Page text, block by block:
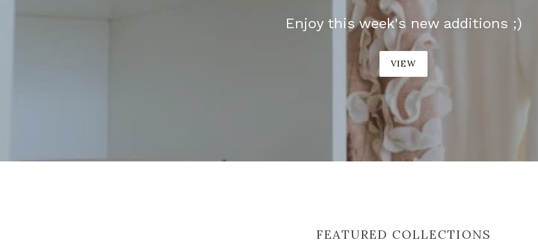
Enjoy this week's new additions ;)
VIEW
FEATURED COLLECTIONS